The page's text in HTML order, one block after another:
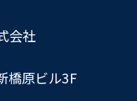
会社
橋原ビル3F